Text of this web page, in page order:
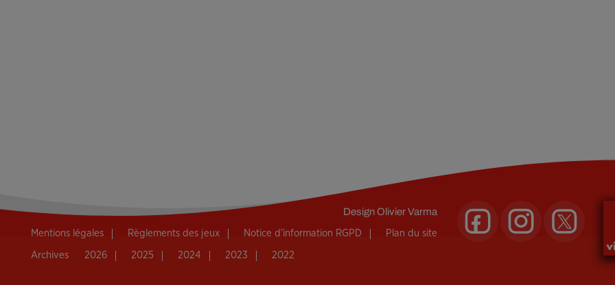
DesignOlivier Varma
Mentions légales Règlements des jeux Notice d’information RGPD Plan du site
Archives 2026 2025 2024 2023 2022